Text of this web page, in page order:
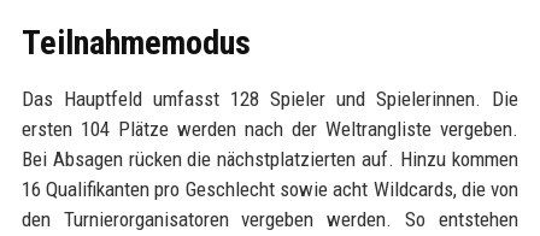
Teilnahmemodus
Das Hauptfeld umfasst 128 Spieler und Spielerinnen. Die
ersten 104 Plätze werden nach der Weltrangliste vergeben.
Bei Absagen rücken die nächstplatzierten auf. Hinzu kommen
16 Qualifikanten pro Geschlecht sowie acht Wildcards, die von
den Turnierorganisatoren vergeben werden. So entstehen